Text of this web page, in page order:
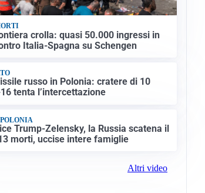
crolla: quasi 50.000 ingressi in
Italia-Spagna su Schengen
russo in Polonia: cratere di 10
tenta l’intercettazione
Trump-Zelensky, la Russia scatena il
morti, uccise intere famiglie
Altri video